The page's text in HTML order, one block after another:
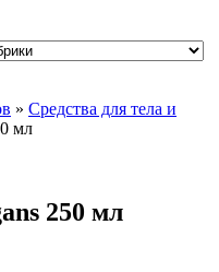
» Средства для тела и
мл
250 мл